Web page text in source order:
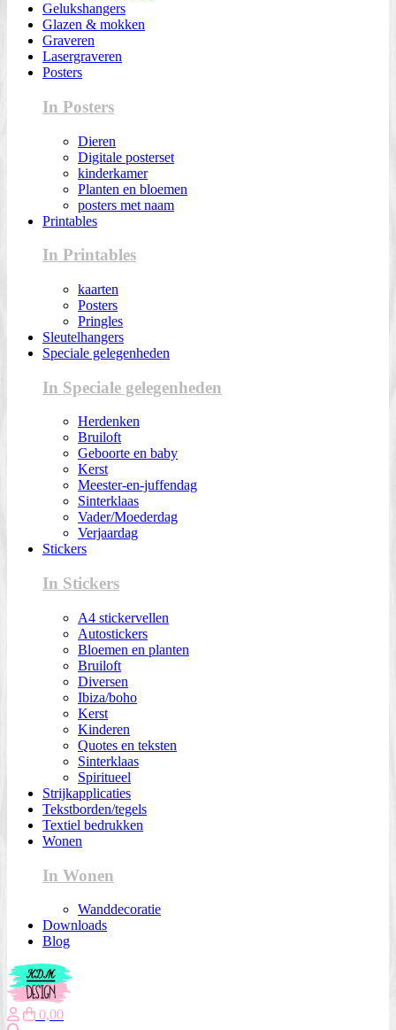
Gelukshangers
Glazen & mokken
Graveren
Lasergraveren
Posters
In Posters
Dieren
Digitale posterset
kinderkamer
Planten en bloemen
posters met naam
Printables
In Printables
kaarten
Posters
Pringles
Sleutelhangers
Speciale gelegenheden
In Speciale gelegenheden
Herdenken
Bruiloft
Geboorte en baby
Kerst
Meester-en-juffendag
Sinterklaas
Vader/Moederdag
Verjaardag
Stickers
In Stickers
A4 stickervellen
Autostickers
Bloemen en planten
Bruiloft
Diversen
Ibiza/boho
Kerst
Kinderen
Quotes en teksten
Sinterklaas
Spiritueel
Strijkapplicaties
Tekstborden/tegels
Textiel bedrukken
Wonen
In Wonen
Wanddecoratie
Downloads
Blog
0,00